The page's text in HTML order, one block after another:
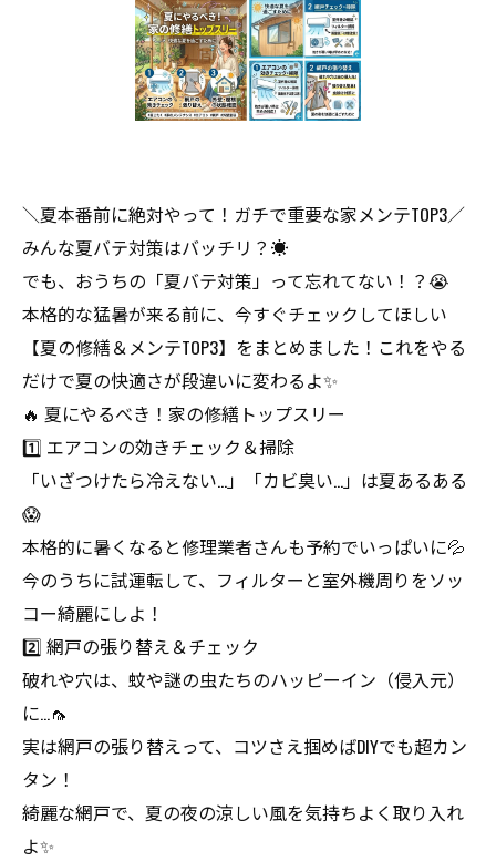
＼夏本番前に絶対やって！ガチで重要な家メンテTOP3／
みんな夏バテ対策はバッチリ？☀️
でも、おうちの「夏バテ対策」って忘れてない！？😭
本格的な猛暑が来る前に、今すぐチェックしてほしい
【夏の修繕＆メンテTOP3】をまとめました！これをやる
だけで夏の快適さが段違いに変わるよ✨
🔥 夏にやるべき！家の修繕トップスリー
1️⃣ エアコンの効きチェック＆掃除
「いざつけたら冷えない…」「カビ臭い…」は夏あるある
😱
本格的に暑くなると修理業者さんも予約でいっぱいに💦
今のうちに試運転して、フィルターと室外機周りをソッ
コー綺麗にしよ！
2️⃣ 網戸の張り替え＆チェック
破れや穴は、蚊や謎の虫たちのハッピーイン（侵入元）
に…🦟
実は網戸の張り替えって、コツさえ掴めばDIYでも超カン
タン！
綺麗な網戸で、夏の夜の涼しい風を気持ちよく取り入れ
よ✨